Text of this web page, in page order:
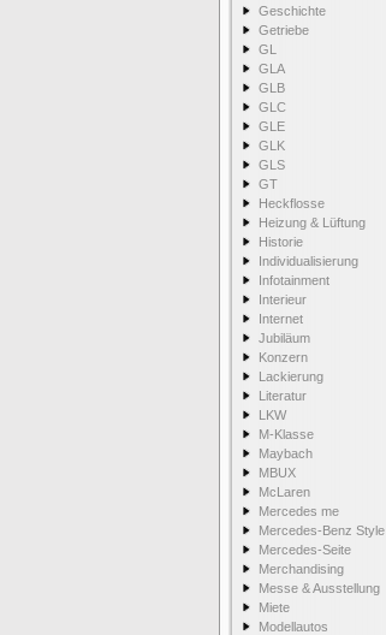
Geschichte
Getriebe
GL
GLA
GLB
GLC
GLE
GLK
GLS
GT
Heckflosse
Heizung & Lüftung
Historie
Individualisierung
Infotainment
Interieur
Internet
Jubiläum
Konzern
Lackierung
Literatur
LKW
M-Klasse
Maybach
MBUX
McLaren
Mercedes me
Mercedes-Benz Style
Mercedes-Seite
Merchandising
Messe & Ausstellung
Miete
Modellautos